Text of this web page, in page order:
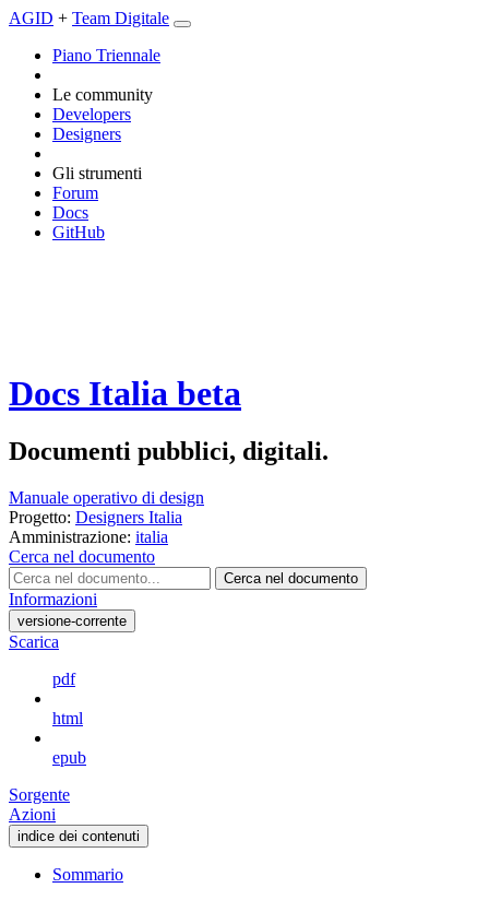
AGID + Team Digitale
Piano Triennale
Le community
Developers
Designers
Gli strumenti
Forum
Docs
GitHub
Docs Italia beta
Documenti pubblici, digitali.
Manuale operativo di design
Progetto: Designers Italia
Amministrazione: italia
Cerca nel documento
Cerca nel documento
Informazioni
versione-corrente
Scarica
pdf
html
epub
Sorgente
Azioni
indice dei contenuti
Sommario